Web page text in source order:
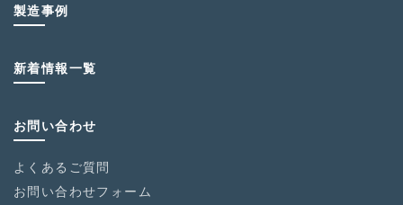
製造事例
新着情報一覧
お問い合わせ
よくあるご質問
お問い合わせフォーム